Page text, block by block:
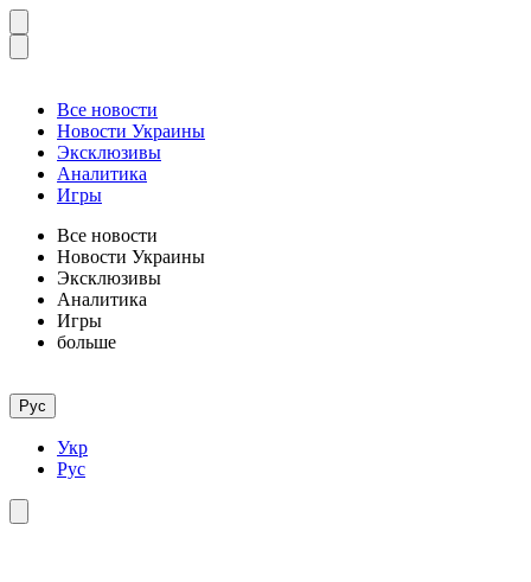
Все новости
Новости Украины
Эксклюзивы
Аналитика
Игры
Все новости
Новости Украины
Эксклюзивы
Аналитика
Игры
больше
Рус
Укр
Рус